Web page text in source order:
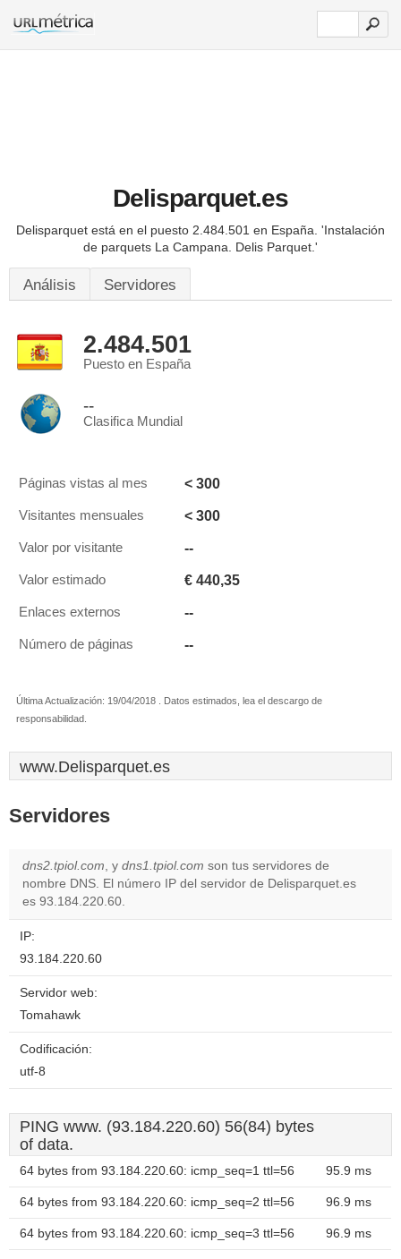
Delisparquet.es
Delisparquet está en el puesto 2.484.501 en España. 'Instalación
de parquets La Campana. Delis Parquet.'
Análisis Servidores
2.484.501
Puesto en España
--
Clasifica Mundial
Páginas vistas al mes < 300
Visitantes mensuales < 300
Valor por visitante --
Valor estimado € 440,35
Enlaces externos --
Número de páginas --
Última Actualización: 19/04/2018 . Datos estimados, lea el descargo de
responsabilidad.
www.Delisparquet.es
Servidores
dns2.tpiol.com, y dns1.tpiol.com son tus servidores de
nombre DNS. El número IP del servidor de Delisparquet.es
es 93.184.220.60.
IP:
93.184.220.60
Servidor web:
Tomahawk
Codificación:
utf-8
PING www. (93.184.220.60) 56(84) bytes
of data.
64 bytes from 93.184.220.60: icmp_seq=1 ttl=56 95.9 ms
64 bytes from 93.184.220.60: icmp_seq=2 ttl=56 96.9 ms
64 bytes from 93.184.220.60: icmp_seq=3 ttl=56 96.9 ms